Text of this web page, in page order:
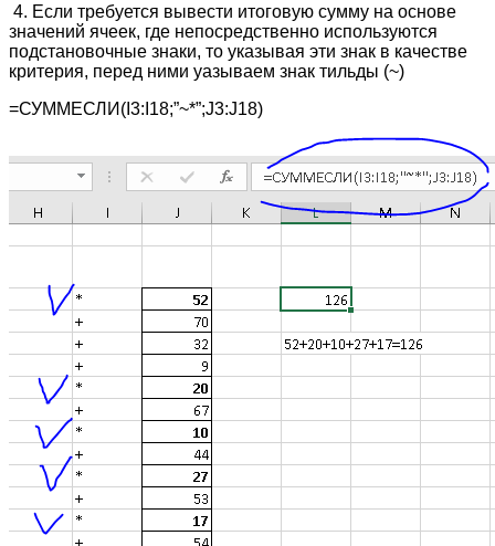
4. Если требуется вывести итоговую сумму на основе
значений ячеек, где непосредственно используются
подстановочные знаки, то указывая эти знак в качестве
критерия, перед ними уазываем знак тильды (~)
=СУММЕСЛИ(I3:I18;”~*”;J3:J18)